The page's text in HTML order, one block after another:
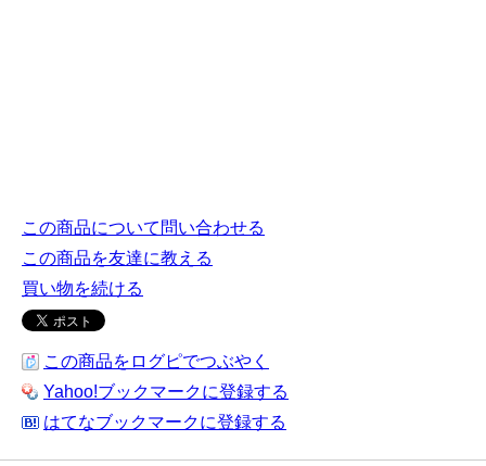
この商品について問い合わせる
この商品を友達に教える
買い物を続ける
この商品をログピでつぶやく
Yahoo!ブックマークに登録する
はてなブックマークに登録する